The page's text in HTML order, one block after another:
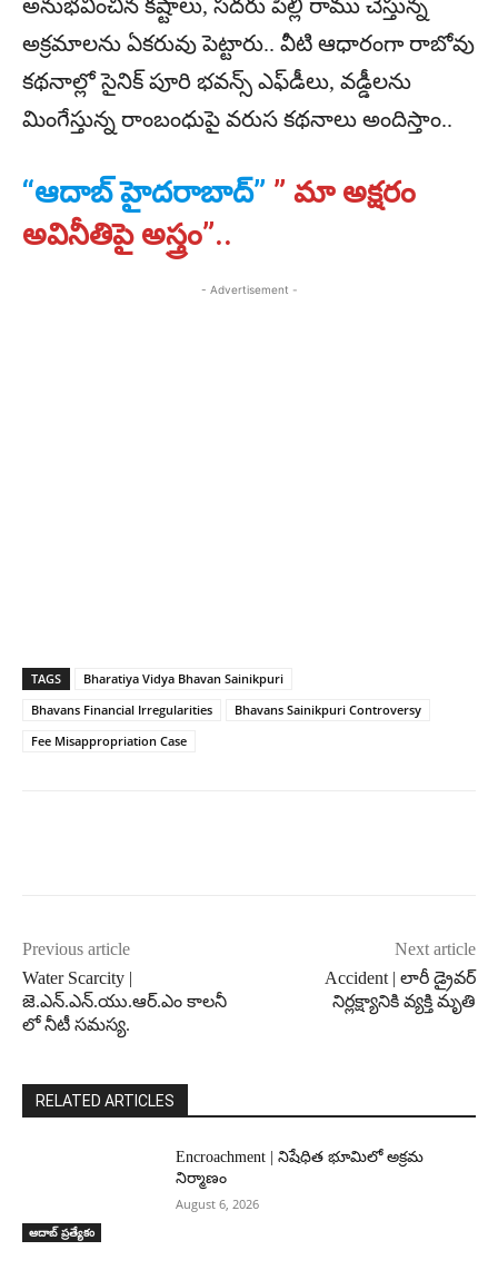
అనుభవించిన కష్టాలు, సదరు పిల్లి రాము చేస్తున్న
అక్రమాలను ఏకరువు పెట్టారు.. వీటి ఆధారంగా రాబోవు
కథనాల్లో సైనిక్ పూరి భవన్స్ ఎఫ్‌డీలు, వడ్డీలను
మింగేస్తున్న రాంబంధుపై వరుస కథనాలు అందిస్తాం..
“ఆదాబ్ హైదరాబాద్” ” మా అక్షరం
అవినీతిపై అస్త్రం”..
- Advertisement -
TAGS
Bharatiya Vidya Bhavan Sainikpuri
Bhavans Financial Irregularities
Bhavans Sainikpuri Controversy
Fee Misappropriation Case
Previous article
Water Scarcity |
జె.ఎన్.ఎన్.యు.ఆర్.ఎం కాలనీ
లో నీటీ సమస్య.
Next article
Accident | లారీ డ్రైవర్
నిర్లక్ష్యానికి వ్యక్తి మృతి
RELATED ARTICLES
ఆదాబ్ ప్రత్యేకం
Encroachment | నిషేధిత భూమిలో అక్రమ
నిర్మాణం
August 6, 2026